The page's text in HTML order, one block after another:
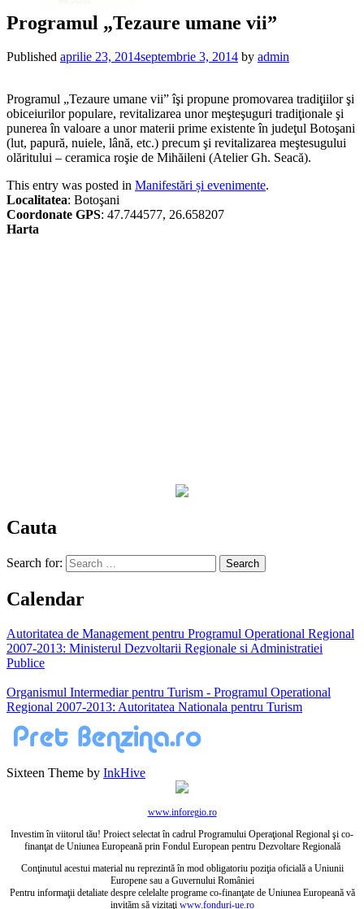
Programul „Tezaure umane vii”
Published aprilie 23, 2014septembrie 3, 2014 by admin
Programul „Tezaure umane vii” îşi propune promovarea tradiţiilor şi
obiceiurilor populare, revitalizarea unor meşteşuguri tradiţionale şi
punerea în valoare a unor materii prime existente în judeţul Botoşani
(lut, papură, nuiele, lână, etc.) precum şi revitalizarea meştesugului
olăritului – ceramica roşie de Mihăileni (Atelier Gh. Seacă).
This entry was posted in Manifestări și evenimente.
Localitatea: Botoşani
Coordonate GPS: 47.744577, 26.658207
Harta
Cauta
Search for:
Calendar
Autoritatea de Management pentru Programul Operational Regional
2007-2013: Ministerul Dezvoltarii Regionale si Administratiei
Publice
Organismul Intermediar pentru Turism - Programul Operational
Regional 2007-2013: Autoritatea Nationala pentru Turism
Sixteen Theme by InkHive
www.inforegio.ro
Investim în viitorul tău! Proiect selectat în cadrul Programului Operaţional Regional şi co-
finanţat de Uniunea Europeană prin Fondul European pentru Dezvoltare Regională
Conţinutul acestui material nu reprezintă în mod obligatoriu poziţia oficială a Uniunii
Europene sau a Guvernului României
Pentru informaţii detaliate despre celelalte programe co-finanţate de Uniunea Europeană vă
invităm să vizitaţi www.fonduri-ue.ro